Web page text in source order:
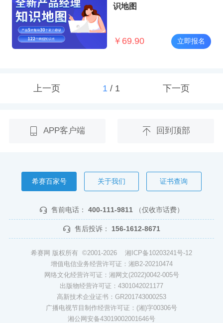
识地图
￥ 69.90 立即报名
上一页 1/ 1 下一页
APP客户端 回到顶部
希赛百家号 关于我们 证书查询
售前电话： 400-111-9811 （仅收市话费）
售后投诉： 156-1612-8671
希赛网 版权所有 ©2001-2026 湘ICP备10203241号-12
增值电信业务经营许可证：湘B2-20210474
网络文化经营许可证：湘网文(2022)0042-005号
出版物经营许可证：4301042021177
高新技术企业证书：GR201743000253
广播电视节目制作经营许可证：(湘)字00306号
湘公网安备43019002001646号